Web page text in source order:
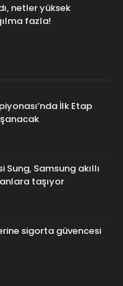
netler yüksek
fazla!
İlk Etap
Sung, Samsung akıllı
taşıyor
sigorta güvencesi